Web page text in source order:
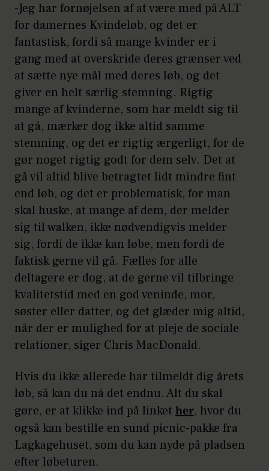
-Jeg har fornøjelsen af at være med på ALT
for damernes Kvindeløb, og det er
fantastisk, fordi så mange kvinder er i
gang med at overskride deres grænser ved
at sætte nye mål med deres løb, og det
giver en helt særlig stemning. Rigtig
mange af kvinderne, som har meldt sig til
at gå, mærker dog ikke altid samme
stemning, og det er rigtig ærgerligt, for de
gør noget rigtig godt for dem selv. Det at
gå vil altid blive betragtet lidt mindre fint
end løb, og det er problematisk, for man
skal huske, at mange af dem, der melder
sig til walken, ikke nødvendigvis melder
sig, fordi de ikke kan løbe, men fordi de
faktisk gerne vil gå. Fælles for alle
deltagere er dog, at de gerne vil tilbringe
kvalitetstid med en god veninde, mor,
søster eller datter, og det glæder mig altid,
når der er mulighed for at pleje de sociale
relationer, siger Chris MacDonald.
Hvis du ikke allerede har tilmeldt dig årets
løb, så kan du nå det endnu. Alt du skal
gøre, er at klikke ind på linket her, hvor du
også kan bestille en sund picnic-pakke fra
Lagkagehuset, som du kan nyde på pladsen
efter løbeturen.